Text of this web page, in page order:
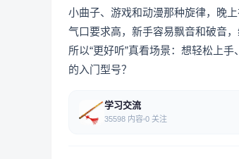
小曲子、游戏和动漫那种旋律，晚
气口要求高，新手容易飘音和破音，
所以“更好听”真看场景：想轻松上
的入门型号？
学习交流
35598 内容 0 关注